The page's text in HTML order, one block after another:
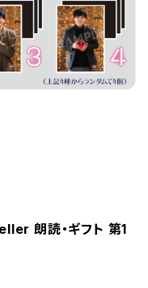
朗読・ギフト 第1